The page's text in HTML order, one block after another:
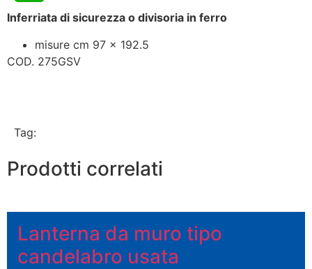
WhatsApp
Inferriata di sicurezza o divisoria in ferro
misure cm 97 x 192.5
COD. 275GSV
Tag:
Prodotti correlati
Lanterna da muro tipo
candelabro usata